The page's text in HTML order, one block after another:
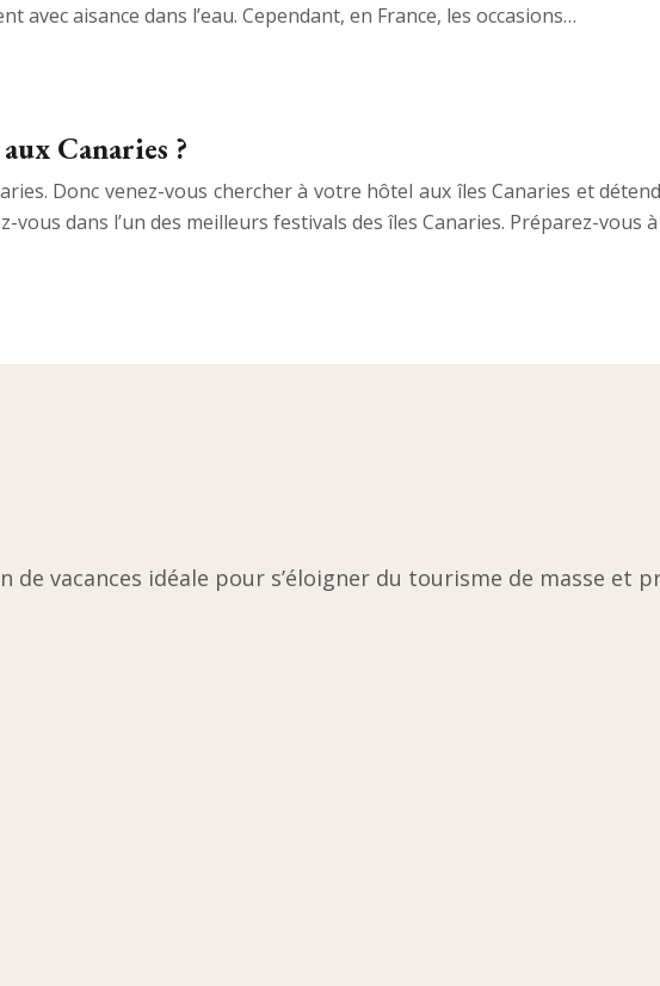
aisance dans l’eau. Cependant, en France, les occasions…
Canaries ?
Donc venez-vous chercher à votre hôtel aux îles Canaries et
vous dans l’un des meilleurs festivals des îles Canaries. Préparez-
vacances idéale pour s’éloigner du tourisme de masse et